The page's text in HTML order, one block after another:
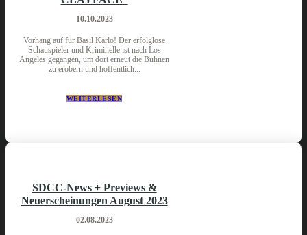
10.10.2023
Vorhang auf für Basil Karlo! Der erfolglose
Schauspieler und Kriminelle ist nach Los
Angeles gegangen, um dort erneut die Bühnen
zu erobern und hoffentlich...
WEITERLESEN
SDCC-News + Previews &
Neuerscheinungen August 2023
02.08.2023